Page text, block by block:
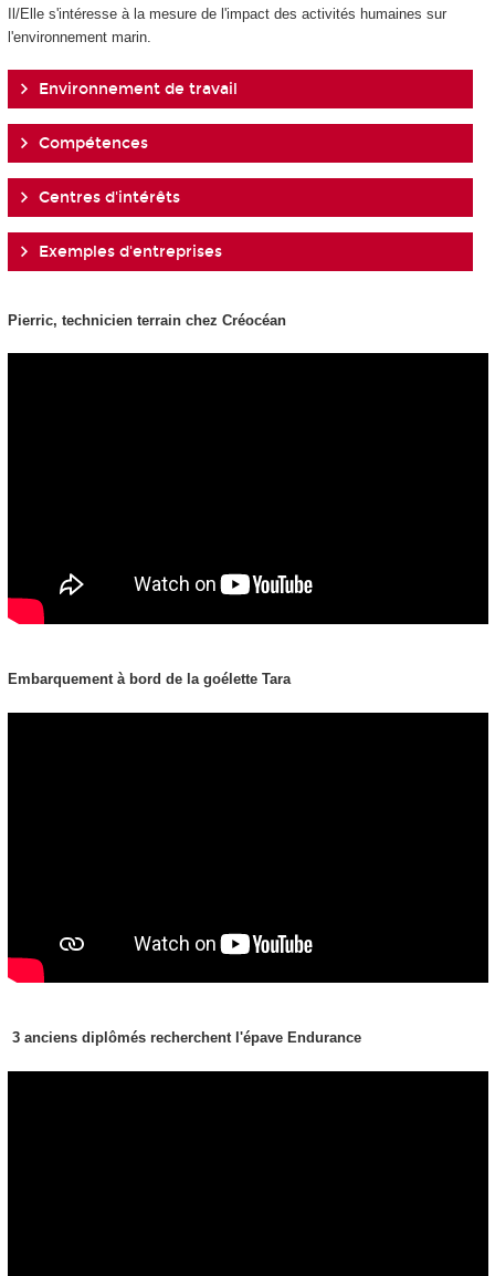
Il/Elle s'intéresse à la mesure de l'impact des activités humaines sur
l'environnement marin.
Environnement de travail
Compétences
Centres d'intérêts
Exemples d'entreprises
Pierric, technicien terrain chez Créocéan
Embarquement à bord de la goélette Tara
3 anciens diplômés recherchent l'épave Endurance